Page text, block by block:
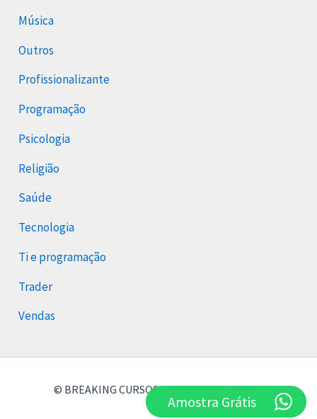
Música
Outros
Profissionalizante
Programação
Psicologia
Religião
Saúde
Tecnologia
Ti e programação
Trader
Vendas
© BREAKING CURSOS 2026 Breaking Cursos
Amostra Grátis